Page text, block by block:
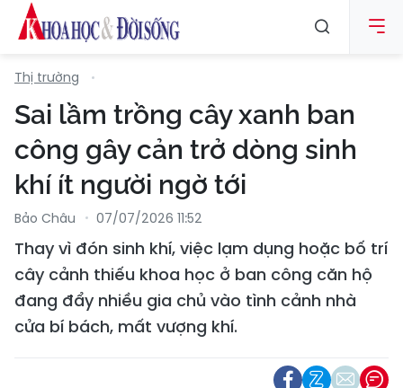
Thị trường
Sai lầm trồng cây xanh ban
công gây cản trở dòng sinh
khí ít người ngờ tới
Bảo Châu 07/07/2026 11:52
Thay vì đón sinh khí, việc lạm dụng hoặc bố trí
cây cảnh thiếu khoa học ở ban công căn hộ
đang đẩy nhiều gia chủ vào tình cảnh nhà
cửa bí bách, mất vượng khí.